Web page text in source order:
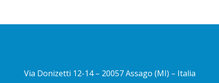
Via Donizetti 12-14 – 20057 Assago (MI) – Italia